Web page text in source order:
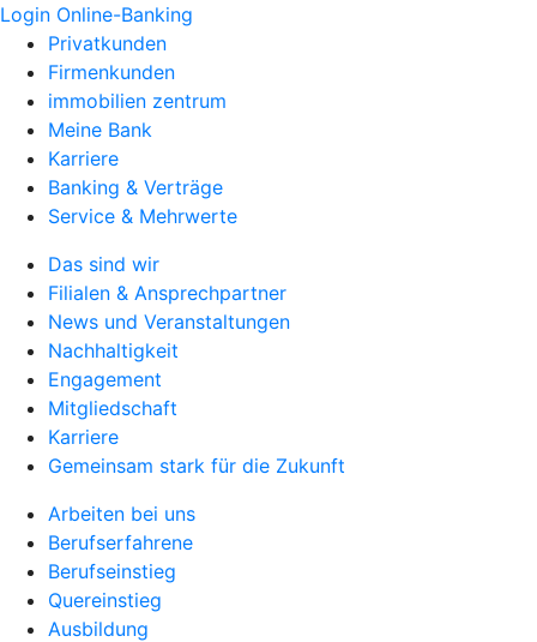
Login Online-Banking
Privatkunden
Firmenkunden
immobilien zentrum
Meine Bank
Karriere
Banking & Verträge
Service & Mehrwerte
Das sind wir
Filialen & Ansprechpartner
News und Veranstaltungen
Nachhaltigkeit
Engagement
Mitgliedschaft
Karriere
Gemeinsam stark für die Zukunft
Arbeiten bei uns
Berufserfahrene
Berufseinstieg
Quereinstieg
Ausbildung